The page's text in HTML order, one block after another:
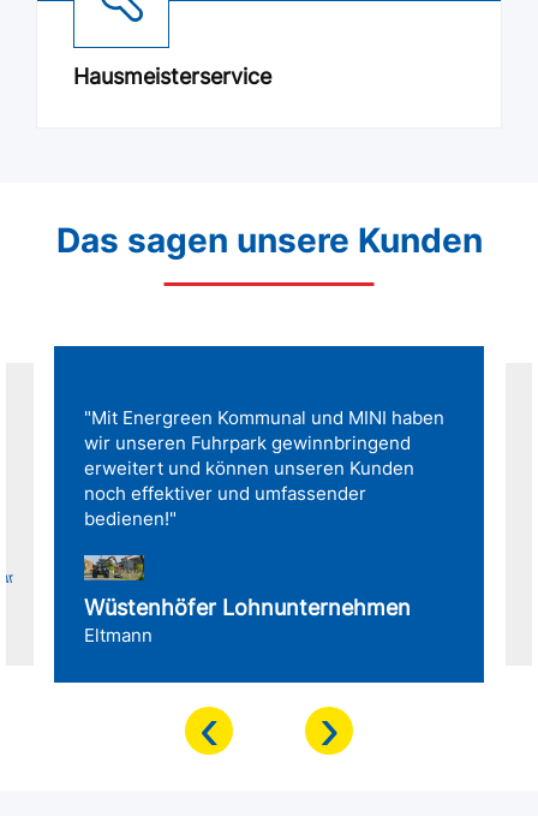
Hausmeisterservice
Das sagen unsere Kunden
"Mit Energreen Kommunal und MINI haben
wir unseren Fuhrpark gewinnbringend
erweitert und können unseren Kunden
noch effektiver und umfassender
bedienen!"
Wüstenhöfer Lohnunternehmen
Eltmann
‹ ›